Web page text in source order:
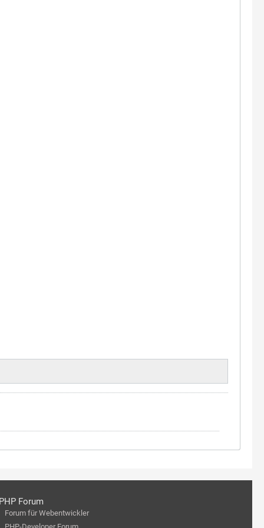
Forum
Forum für Webentwickler